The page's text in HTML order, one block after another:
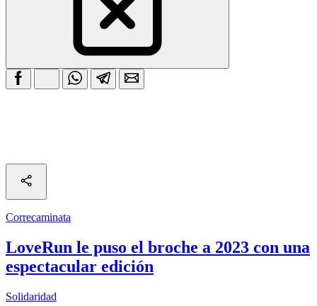
Correcaminata
LoveRun le puso el broche a 2023 con una
espectacular edición
Solidaridad